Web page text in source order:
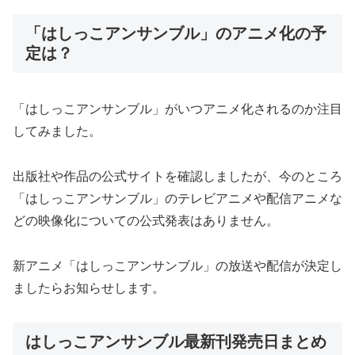
「はしっこアンサンブル」のアニメ化の予
定は？
「はしっこアンサンブル」がいつアニメ化されるのか注目
してみました。
出版社や作品の公式サイトを確認しましたが、今のところ
「はしっこアンサンブル」のテレビアニメや配信アニメな
どの映像化についての公式発表はありません。
新アニメ「はしっこアンサンブル」の放送や配信が決定し
ましたらお知らせします。
はしっこアンサンブル最新刊発売日まとめ